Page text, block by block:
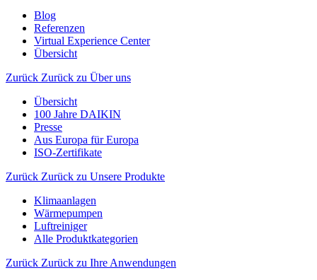
Blog
Referenzen
Virtual Experience Center
Übersicht
Zurück Zurück zu Über uns
Übersicht
100 Jahre DAIKIN
Presse
Aus Europa für Europa
ISO-Zertifikate
Zurück Zurück zu Unsere Produkte
Klimaanlagen
Wärmepumpen
Luftreiniger
Alle Produktkategorien
Zurück Zurück zu Ihre Anwendungen